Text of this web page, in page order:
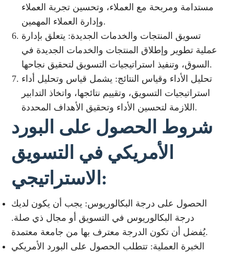
مستدامة ومربحة مع العملاء، وتحسين تجربة العملاء
وإدارة العملاء المهمين.
تسويق المنتجات والخدمات الجديدة: يتعلق بإدارة
عملية تطوير وإطلاق المنتجات والخدمات الجديدة في
السوق، وتنفيذ استراتيجيات التسويق لتحقيق نجاحها.
تحليل الأداء وقياس النتائج: يشمل قياس وتحليل أداء
استراتيجيات التسويق، وتقييم نتائجها، واتخاذ التدابير
اللازمة لتحسين الأداء وتحقيق الأهداف المحددة.
شروط الحصول على البورد
الأمريكي في التسويق
الاستراتيجي:
الحصول على درجة البكالوريوس: يجب أن يكون لديك
درجة البكالوريوس في التسويق أو مجال ذي صلة.
يُفضل أن تكون الدرجة معترف بها من جامعة معتمدة.
الخبرة العملية: تتطلب الحصول على البورد الأمريكي